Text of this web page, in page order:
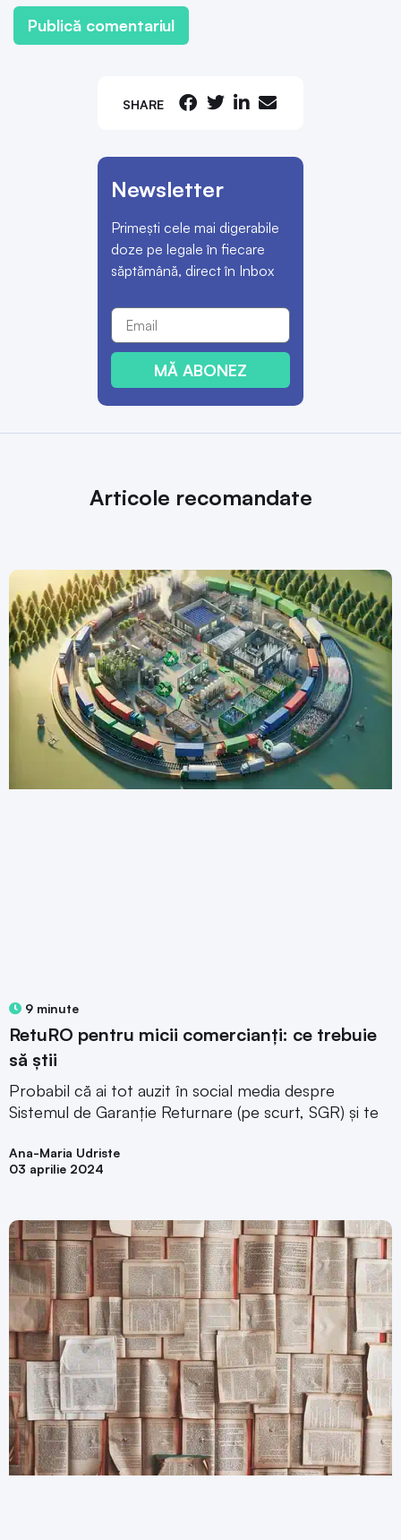
SHARE
Newsletter
Primești cele mai digerabile
doze pe legale în fiecare
săptămână, direct în Inbox
MĂ ABONEZ
Articole recomandate
9 minute
RetuRO pentru micii comercianți: ce trebuie
să știi
Probabil că ai tot auzit în social media despre
Sistemul de Garanție Returnare (pe scurt, SGR) și te
Ana-Maria Udriste
03 aprilie 2024